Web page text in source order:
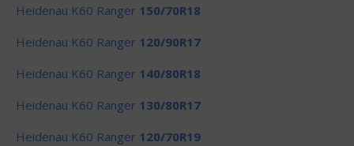
Heidenau K60 Ranger 150/70R18
Heidenau K60 Ranger 120/90R17
Heidenau K60 Ranger 140/80R18
Heidenau K60 Ranger 130/80R17
Heidenau K60 Ranger 120/70R19